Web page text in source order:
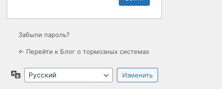
Забыли пароль?
← Перейти к Блог о тормозных системах
Язык